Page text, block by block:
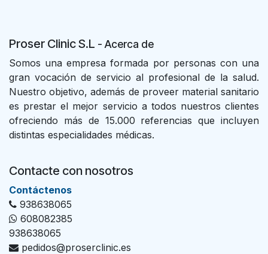
Proser Clinic S.L - Acerca de
Somos una empresa formada por personas con una
gran vocación de servicio al profesional de la salud.
Nuestro objetivo, además de proveer material sanitario
es prestar el mejor servicio a todos nuestros clientes
ofreciendo más de 15.000 referencias que incluyen
distintas especialidades médicas.
Contacte con nosotros
Con​tác​tenos
938638065
608082385
938638065
pedidos@proserclinic.es